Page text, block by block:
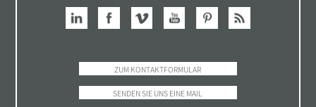
ZUM KONTAKTFORMULAR
SENDEN SIE UNS EINE MAIL